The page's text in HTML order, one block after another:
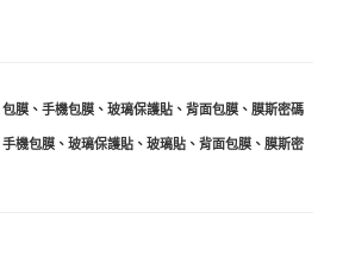
包膜、 手機包膜、 玻璃保護貼、 背面包膜、 膜斯密碼
手機包膜、 玻璃保護貼、 玻璃貼、 背面包膜、 膜斯密